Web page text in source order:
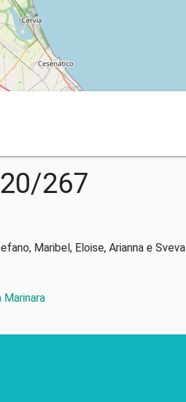
267
Maribel, Eloise, Arianna e Sveva